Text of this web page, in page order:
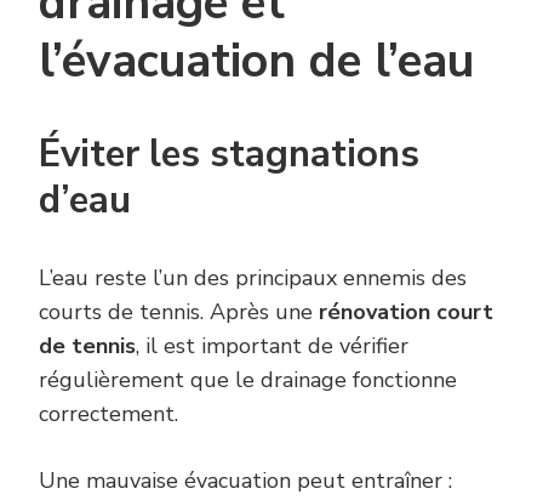
l’évacuation de l’eau
Éviter les stagnations
d’eau
L’eau reste l’un des principaux ennemis des
courts de tennis. Après une rénovation court
de tennis, il est important de vérifier
régulièrement que le drainage fonctionne
correctement.
Une mauvaise évacuation peut entraîner :